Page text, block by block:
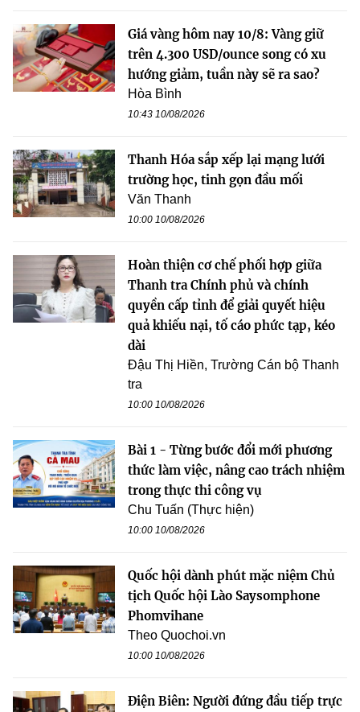
Giá vàng hôm nay 10/8: Vàng giữ
trên 4.300 USD/ounce song có xu
hướng giảm, tuần này sẽ ra sao?
Hòa Bình
10:43 10/08/2026
Thanh Hóa sắp xếp lại mạng lưới
trường học, tinh gọn đầu mối
Văn Thanh
10:00 10/08/2026
Hoàn thiện cơ chế phối hợp giữa
Thanh tra Chính phủ và chính
quyền cấp tỉnh để giải quyết hiệu
quả khiếu nại, tố cáo phức tạp, kéo
dài
Đậu Thị Hiền, Trường Cán bộ Thanh
tra
10:00 10/08/2026
Bài 1 - Từng bước đổi mới phương
thức làm việc, nâng cao trách nhiệm
trong thực thi công vụ
Chu Tuấn (Thực hiện)
10:00 10/08/2026
Quốc hội dành phút mặc niệm Chủ
tịch Quốc hội Lào Saysomphone
Phomvihane
Theo Quochoi.vn
10:00 10/08/2026
Điện Biên: Người đứng đầu tiếp trực